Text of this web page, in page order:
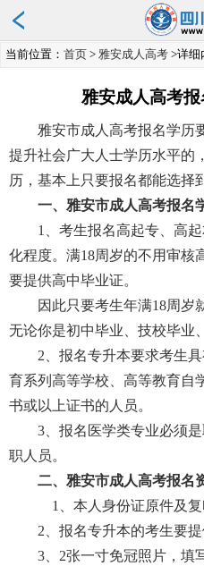
当前位置： 首页 > 雅安成人高考 >详细
雅安成人高考
雅安市成人高考报名学历
提升社会广大人士学历水平的
历，基本上只要报名都能选择
一、雅安市成人高考报名
1、考生报名高起专、高
化程度。满18周岁的不用审核
要提供高中毕业证。
因此只要考生年满18周岁
无论你是初中毕业、技校毕业
2、报名专升本要求考生
育系列高等学校、高等教育自
书或以上证书的人员。
3、报名医学类专业必须
职人员。
二、雅安市成人高考报名
1、本人身份证原件及复
2、报名专升本的考生要
3、2张一寸免冠照片，填